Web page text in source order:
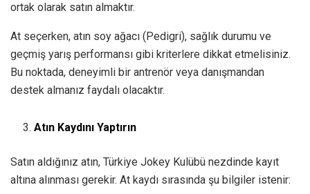
ortak olarak satın almaktır.
At seçerken, atın soy ağacı (Pedigri), sağlık durumu ve
geçmiş yarış performansı gibi kriterlere dikkat etmelisiniz.
Bu noktada, deneyimli bir antrenör veya danışmandan
destek almanız faydalı olacaktır.
Atın Kaydını Yaptırın
Satın aldığınız atın, Türkiye Jokey Kulübü nezdinde kayıt
altına alınması gerekir. At kaydı sırasında şu bilgiler istenir: